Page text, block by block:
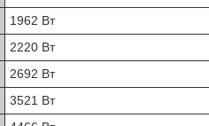
1962 Вт
2220 Вт
2692 Вт
3521 Вт